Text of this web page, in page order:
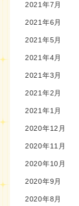
2021年7月
2021年6月
2021年5月
2021年4月
2021年3月
2021年2月
2021年1月
2020年12月
2020年11月
2020年10月
2020年9月
2020年8月